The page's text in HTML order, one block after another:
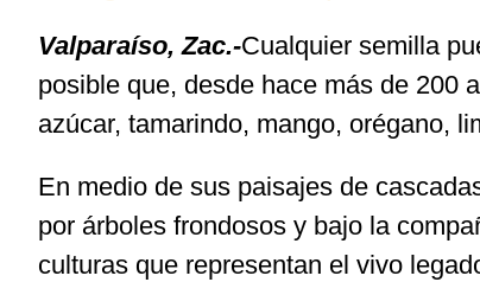
Valparaíso, Zac.-Cualquier semilla
posible que, desde hace más de 200
azúcar, tamarindo, mango, orégano,
En medio de sus paisajes de
por árboles frondosos y bajo la
culturas que representan el vivo